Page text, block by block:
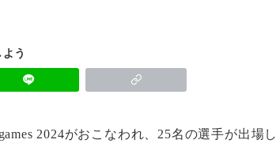
う
2024がおこなわれ、25名の選手が出場し